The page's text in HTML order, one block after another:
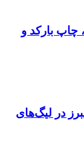
چاپ بارکد و
در لیگ‌های